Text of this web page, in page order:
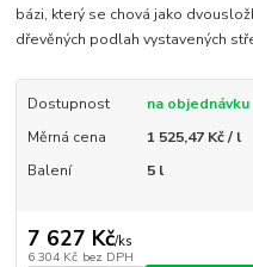
bázi, který se chová jako
dřevěných podlah vystavených
Dostupnost
na objednávku
Měrná cena
1 525,47 Kč / l
Balení
5 l
7 627 Kč/ks
6 304 Kč bez DPH